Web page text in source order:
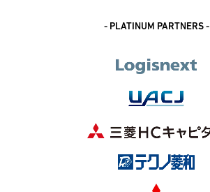
- PLATINUM PARTNERS -